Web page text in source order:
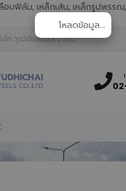
อบฟิล์ม, เหล็กเส้น, เหล็กรูปพรร
ษัท วุฒิชัยสตีลส์ จำกัด
โหลดข้อมูล...